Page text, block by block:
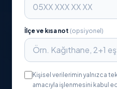
İlçe ve kısa not (opsiyonel)
Kişisel verilerimin yalnızca
amacıyla işlenmesini kabul